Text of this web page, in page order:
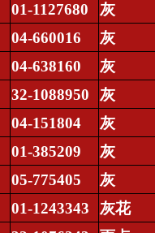
01-1127680
灰
04-660016
灰
04-638160
灰
32-1088950
灰
04-151804
灰
01-385209
灰
05-775405
灰
01-1243343
灰花